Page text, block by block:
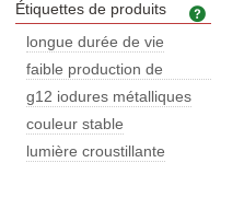
Étiquettes de produits
longue durée de vie
faible production de
chaleur
g12 iodures métalliques
couleur stable
lumière croustillante